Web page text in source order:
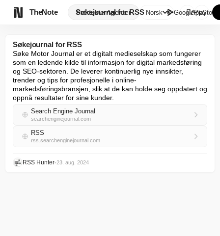
TheNote ProdukterAgenter
Søkejournal for RSS Norsk GooglePlay
AppStore
Søkejournal for RSS
Søke Motor Journal er et digitalt medieselskap som fungerer
som en ledende kilde til informasjon for digital markedsføring
og SEO-sektoren. De leverer kontinuerlig nye innsikter,
trender og tips for profesjonelle i online-
markedsføringsbransjen, slik at de kan holde seg oppdatert og
oppnå resultater for sine kunder.
Search Engine Journal
searchenginejournal.com
RSS
rss.searchenginejournal.com
RSS Hunter•23. aug. 2024